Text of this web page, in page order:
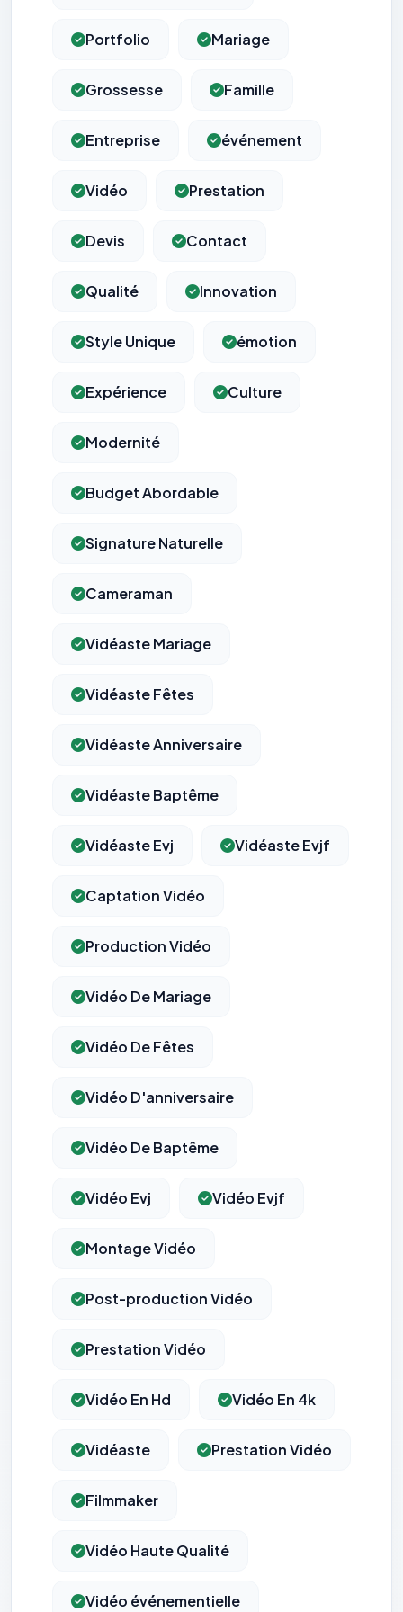
Portfolio Mariage
Grossesse Famille
Entreprise événement
Vidéo Prestation
Devis Contact
Qualité Innovation
Style Unique émotion
Expérience Culture
Modernité
Budget Abordable
Signature Naturelle
Cameraman
Vidéaste Mariage
Vidéaste Fêtes
Vidéaste Anniversaire
Vidéaste Baptême
Vidéaste Evj Vidéaste Evjf
Captation Vidéo
Production Vidéo
Vidéo De Mariage
Vidéo De Fêtes
Vidéo D'anniversaire
Vidéo De Baptême
Vidéo Evj Vidéo Evjf
Montage Vidéo
Post-production Vidéo
Prestation Vidéo
Vidéo En Hd Vidéo En 4k
Vidéaste Prestation Vidéo
Filmmaker
Vidéo Haute Qualité
Vidéo événementielle
mémorisation de vos choix de consentement. Ils ne